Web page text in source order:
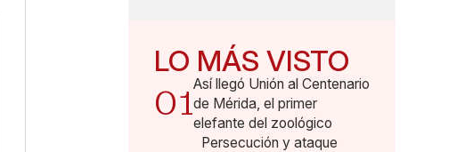
LO MÁS VISTO
01Así llegó Unión al Centenario
de Mérida, el primer
elefante del zoológico
Persecución y ataque